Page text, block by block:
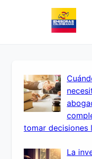
tomar decisiones
La